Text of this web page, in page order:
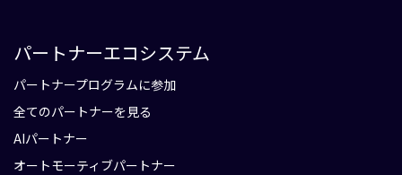
パートナーエコシステム
パートナープログラムに参加
全てのパートナーを見る
AIパートナー
オートモーティブパートナー